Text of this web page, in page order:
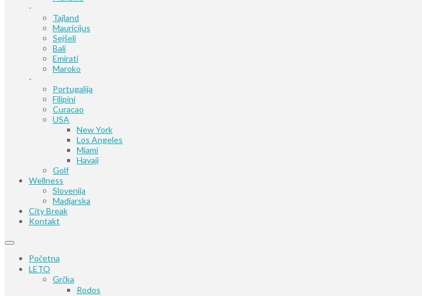
-
Tajland
Mauricijus
Sejšeli
Bali
Emirati
Maroko
-
Portugalija
Filipini
Curacao
USA
New York
Los Angeles
Miami
Havaji
Golf
Wellness
Slovenija
Madjarska
City Break
Kontakt
Početna
LETO
Grčka
Rodos